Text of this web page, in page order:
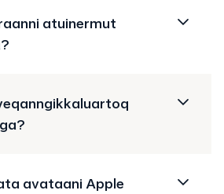
atuinermut
avataani Apple